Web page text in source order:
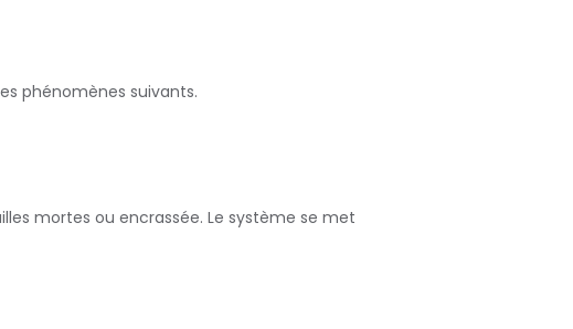
phénomènes suivants.
mortes ou encrassée. Le système se met